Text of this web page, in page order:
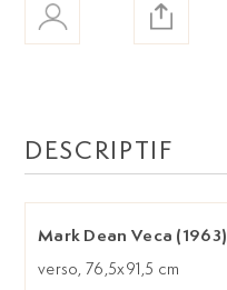
DESCRIPTIF
Mark Dean Veca (1963)
verso, 76,5x91,5 cm